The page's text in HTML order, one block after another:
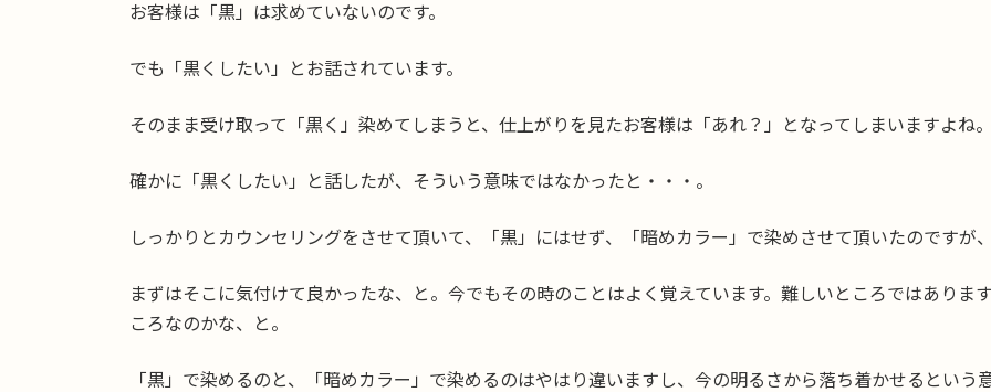
お客様は「黒」は求めていないのです。
でも「黒くしたい」とお話されています。
そのまま受け取って「黒く」染めてしまうと、仕上がりを見たお客様は「あれ？」となってしまいますよね。
確かに「黒くしたい」と話したが、そういう意味ではなかったと・・・。
しっかりとカウンセリングをさせて頂いて、「黒」にはせず、「暗めカラー」で染めさせて頂いたのですが
まずはそこに気付けて良かったな、と。今でもその時のことはよく覚えています。難しいところではありま
ころなのかな、と。
「黒」で染めるのと、「暗めカラー」で染めるのはやはり違いますし、今の明るさから落ち着かせるとい